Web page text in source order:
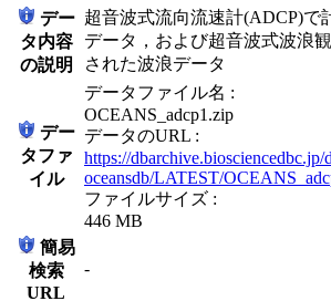
デー
タ内容
の説明
超音波式流向流速計(ADCP)で
データ，および超音波式波浪
された波浪データ
デー
タファ
イル
データファイル名 :
OCEANS_adcp1.zip
データのURL :
https://dbarchive.biosciencedbc.jp/
oceansdb/LATEST/
ファイルサイズ :
446 MB
簡易
検索
URL
-